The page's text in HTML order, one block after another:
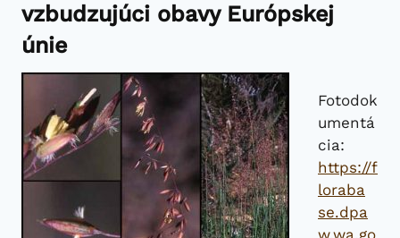
vzbudzujúci obavy Európskej
únie
Fotodok
umentá
cia:
https://f
loraba
se.dpa